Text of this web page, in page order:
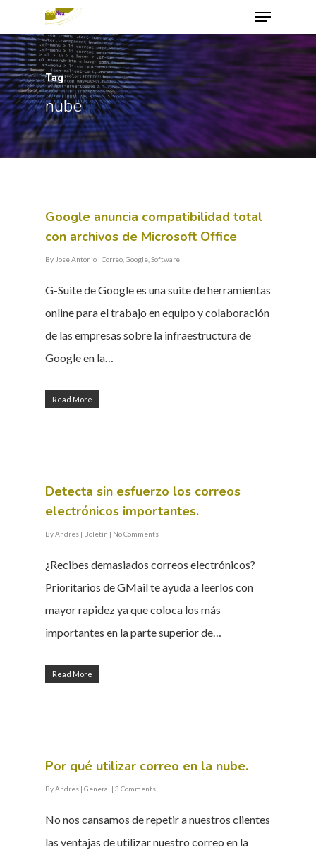
Hit enter to search or ESC to close
Tag
nube
Google anuncia compatibilidad total
con archivos de Microsoft Office
By Jose Antonio | Correo Google Software
G-Suite de Google es una suite de herramientas
online para el trabajo en equipo y colaboración
de las empresas sobre la infraestructura de
Google en la…
Read More
Detecta sin esfuerzo los correos
electrónicos importantes.
ByAndres | Boletín | No Comments
¿Recibes demasiados correos electrónicos?
Prioritarios de GMail te ayuda a leerlos con
mayor rapidez ya que coloca los más
importantes en la parte superior de…
Read More
Por qué utilizar correo en la nube.
ByAndres | General | 3 Comments
No nos cansamos de repetir a nuestros clientes
las ventajas de utilizar nuestro correo en la